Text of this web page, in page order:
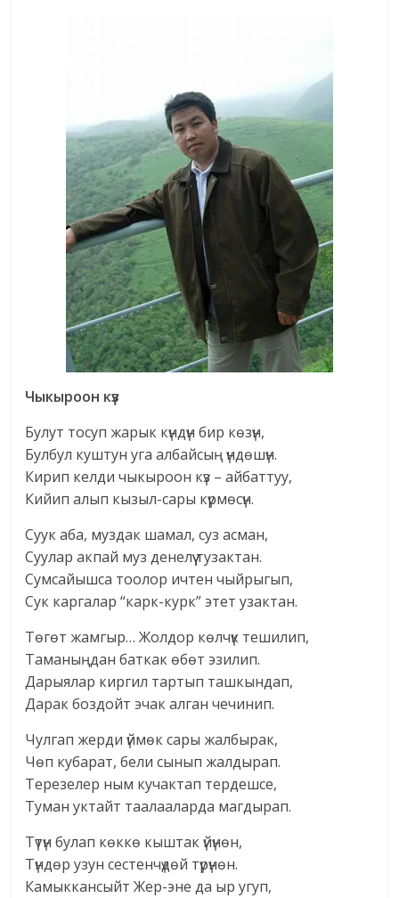
Чыкыроон күз
Булут тосуп жарык күндүн бир көзүн,
Булбул куштун уга албайсың үндөшүн.
Кирип келди чыкыроон күз – айбаттуу,
Кийип алып кызыл-сары күрмөсүн.
Суук аба, муздак шамал, суз асман,
Суулар акпай муз денелүү тузактан.
Сумсайышса тоолор ичтен чыйрыгып,
Сук каргалар “карк-курк” этет узактан.
Төгөт жамгыр… Жолдор көлчүк тешилип,
Таманыңдан баткак өбөт эзилип.
Дарыялар киргил тартып ташкындап,
Дарак боздойт эчак алган чечинип.
Чулгап жерди үймөк сары жалбырак,
Чөп кубарат, бели сынып жалдырап.
Терезелер ным кучактап тердешсе,
Туман уктайт таалааларда магдырап.
Түтүн булап көккө кыштак үйүнөн,
Түндөр узун сестенчүдөй түрүнөн.
Камыккансыйт Жер-эне да ыр угуп,